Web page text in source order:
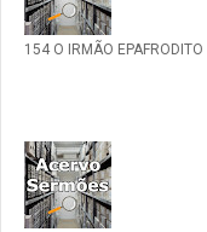
154 O IRMÃO EPAFRODITO